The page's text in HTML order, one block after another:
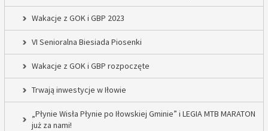
Wakacje z GOK i GBP 2023
VI Senioralna Biesiada Piosenki
Wakacje z GOK i GBP rozpoczęte
Trwają inwestycje w Iłowie
„Płynie Wisła Płynie po Iłowskiej Gminie” i LEGIA MTB MARATON
już za nami!